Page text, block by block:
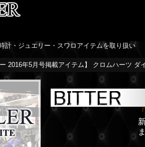
計・ジュエリー・スワロアイテムを取り扱い
2016年5月号掲載アイテム】 クロムハーツ